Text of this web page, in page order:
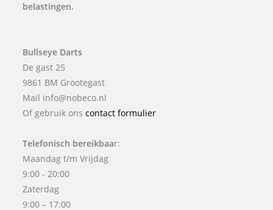
belastingen.
Bullseye Darts
De gast 25
9861 BM Grootegast
Mail info@nobeco.nl
Of gebruik onscontact formulier
Telefonisch bereikbaar:
Maandag t/m Vrijdag
9:00 - 20:00
Zaterdag
9:00 – 17:00